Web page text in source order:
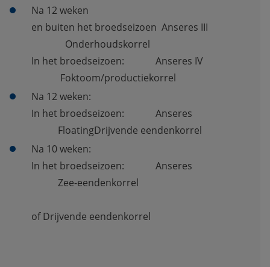
Na 12 weken
en buiten het broedseizoen
  Anseres III
              Onderhoudskorrel
In het broedseizoen:             Anseres IV
            Foktoom/productiekorrel
Na 12 weken:
In het broedseizoen:             Anseres
           FloatingDrijvende eendenkorrel
Na 10 weken:
In het broedseizoen:             Anseres
           Zee-eendenkorrel
of Drijvende eendenkorrel